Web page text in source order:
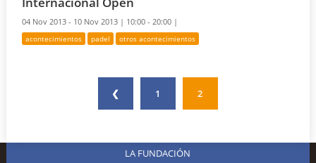
04 Nov 2013 - 10 Nov 2013 | 10:00 - 20:00 |
acontecimientos padel otros acontecimientos
❮ 1 2
LA FUNDACIÓN